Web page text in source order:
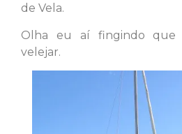
de Vela.
Olha eu aí fingindo que
velejar.